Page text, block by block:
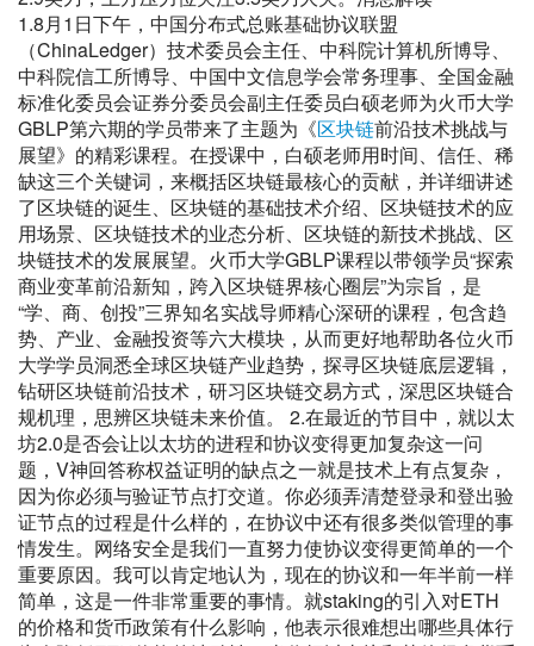
1.8月1日下午，中国分布式总账基础协议联盟
（ChinaLedger）技术委员会主任、中科院计算机所博导、
中科院信工所博导、中国中文信息学会常务理事、全国金融
标准化委员会证券分委员会副主任委员白硕老师为火币大学
GBLP第六期的学员带来了主题为《区块链前沿技术挑战与
展望》的精彩课程。在授课中，白硕老师用时间、信任、稀
缺这三个关键词，来概括区块链最核心的贡献，并详细讲述
了区块链的诞生、区块链的基础技术介绍、区块链技术的应
用场景、区块链技术的业态分析、区块链的新技术挑战、区
块链技术的发展展望。火币大学GBLP课程以带领学员“探索
商业变革前沿新知，跨入区块链界核心圈层”为宗旨，是
“学、商、创投”三界知名实战导师精心深研的课程，包含趋
势、产业、金融投资等六大模块，从而更好地帮助各位火币
大学学员洞悉全球区块链产业趋势，探寻区块链底层逻辑，
钻研区块链前沿技术，研习区块链交易方式，深思区块链合
规机理，思辨区块链未来价值。 2.在最近的节目中，就以太
坊2.0是否会让以太坊的进程和协议变得更加复杂这一问
题，V神回答称权益证明的缺点之一就是技术上有点复杂，
因为你必须与验证节点打交道。你必须弄清楚登录和登出验
证节点的过程是什么样的，在协议中还有很多类似管理的事
情发生。网络安全是我们一直努力使协议变得更简单的一个
重要原因。我可以肯定地认为，现在的协议和一年半前一样
简单，这是一件非常重要的事情。就staking的引入对ETH
的价格和货币政策有什么影响，他表示很难想出哪些具体行